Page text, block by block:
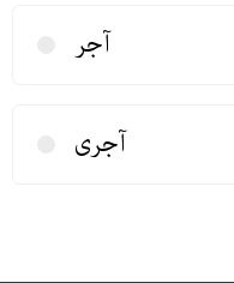
آجر
آجری